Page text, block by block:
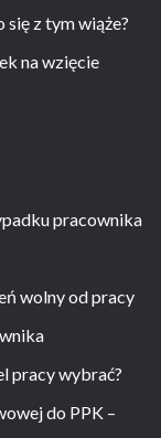
z tym wiąże?
na wzięcie
pracownika
wolny od pracy
pracy wybrać?
do PPK –